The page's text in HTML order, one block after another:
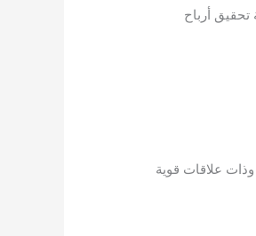
أرباح
علاقات قوية